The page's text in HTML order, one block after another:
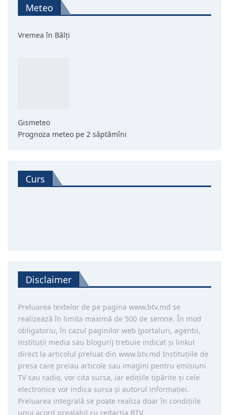
Meteo
Vremea în Bălți
Gismeteo
Prognoza meteo pe 2 săptămîni
Curs
Disclaimer
Preluarea textelor de pe pagina www.btv.md se
realizează în limita maximă de 500 de semne. În mod
obligatoriu, în cazul paginilor web (portaluri, agentii,
instituţii media sau bloguri) trebuie indicat şi linkul
direct la articolul preluat din www.btv.md Instituţiile de
presa care preiau articole sau imagini pentru emisiuni
TV sau radio, vor cita sursa, iar ediţiile tipărite și cele
electronice vor indica sursa şi autorul informaţiei.
Preluarea integrală se poate realiza doar în condiţiile
unui acord prealabil cu redacţia BTV.